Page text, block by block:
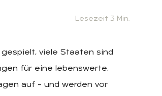
Lesezeit 3 Min.
viele Staaten sind
für eine lebenswerte,
auf – und werden vor